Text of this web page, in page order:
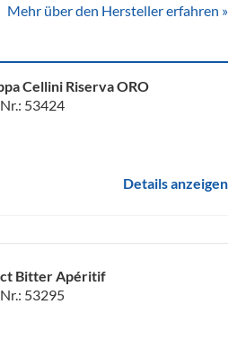
Mehr über den Hersteller erfahren »
Cellini Riserva ORO
53424
Details anzeigen
Bitter Apéritif
53295